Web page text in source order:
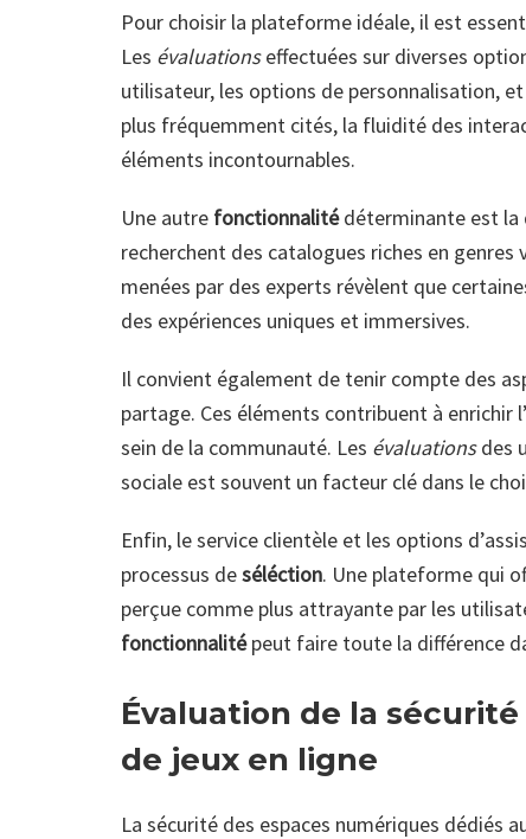
Pour choisir la plateforme idéale, il est
Les évaluationseffectuées sur diverses
utilisateur, les options de personnalisation,
plus fréquemment cités, la fluidité des
éléments incontournables.
Une autre fonctionnalitédéterminante est la
recherchent des catalogues riches en genres
menées par des experts révèlent que
des expériences uniques et immersives.
Il convient également de tenir compte des
partage. Ces éléments contribuent à enrichir
sein de la communauté. Les évaluationsdes
sociale est souvent un facteur clé dans le
Enfin, le service clientèle et les options
processus deséléction. Une plateforme qui
perçue comme plus attrayante par les
fonctionnalitépeut faire toute la différence
Évaluation de la
de jeux en ligne
La sécurité des espaces numériques dédiés